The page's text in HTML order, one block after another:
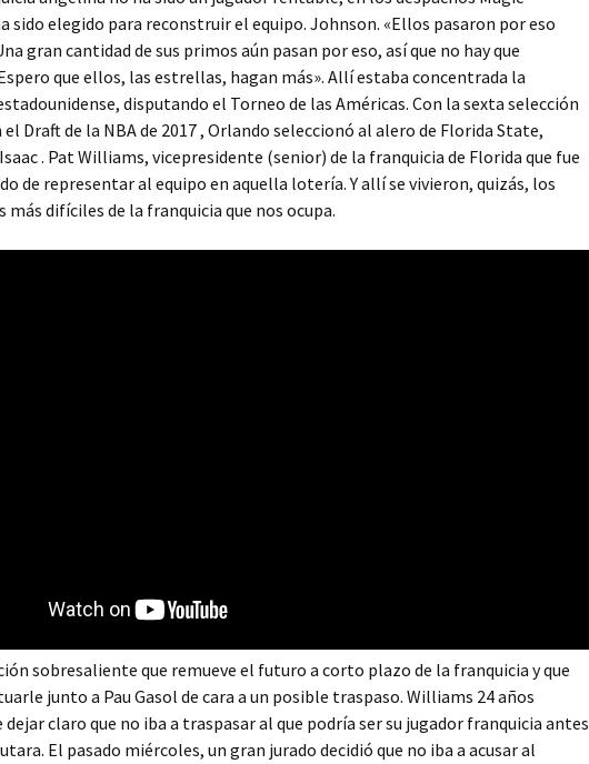
sido elegido para reconstruir el equipo. Johnson. «Ellos pasaron por eso
gran cantidad de sus primos aún pasan por eso, así que no hay que
que ellos, las estrellas, hagan más». Allí estaba concentrada la
disputando el Torneo de las Américas. Con la sexta selección
Draft de la NBA de 2017 , Orlando seleccionó al alero de Florida State,
. Pat Williams, vicepresidente (senior) de la franquicia de Florida que fue
de representar al equipo en aquella lotería. Y allí se vivieron, quizás, los
difíciles de la franquicia que nos ocupa.
sobresaliente que remueve el futuro a corto plazo de la franquicia y que
junto a Pau Gasol de cara a un posible traspaso. Williams 24 años
dejar claro que no iba a traspasar al que podría ser su jugador franquicia antes
El pasado miércoles, un gran jurado decidió que no iba a acusar al